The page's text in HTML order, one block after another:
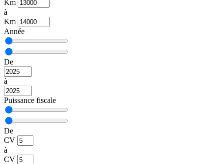
Km
à
Km
Année
De
à
Puissance fiscale
De
CV
à
CV